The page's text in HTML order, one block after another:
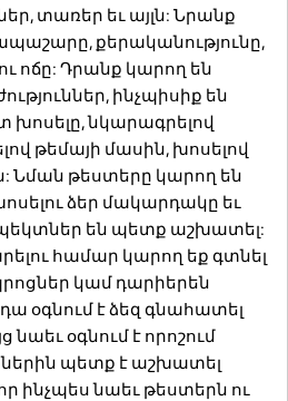
տառեր եւ այլն: Նրանք
քերականությունը,
ոճը: Դրանք կարող են
ինչպիսիք են
խոսելը, նկարագրելով
թեմայի մասին, խոսելով
Նման թեստերը կարող են
ձեր մակարդակը եւ
են պետք աշխատել:
համար կարող եք գտնել
կամ դարիերեն
դա օգնում է ձեզ գնահատել
օգնում է որոշում
պետք է աշխատել
ինչպես նաեւ թեստերն ու